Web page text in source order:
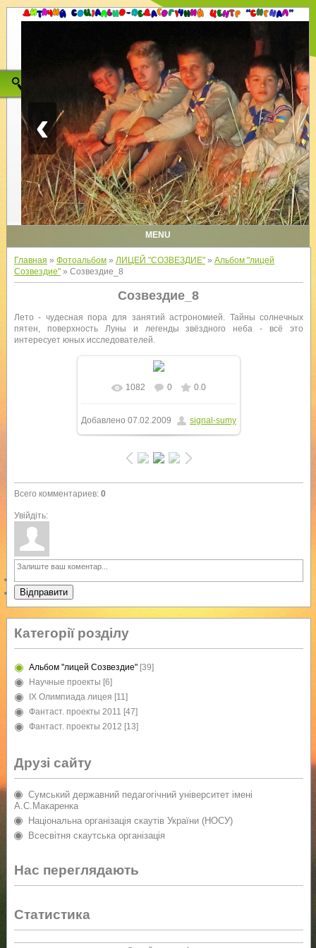
‹
MENU
Главная » Фотоальбом» ЛИЦЕЙ "СОЗВЕЗДИЕ"» Альбом "лицей
Созвездие"» Созвездие_8
Созвездие_8
Лето - чудесная пора для занятий астрономией. Тайны солнечных
пятен, поверхность Луны и легенды звёздного неба - всё это
интересует юных исследователей.
1082 0 0.0
Добавлено 07.02.2009 signal-sumy
Всего комментариев: 0
Увійдіть:
Відправити
Категорії розділу
Альбом "лицей Созвездие" [39]
Научные проекты [6]
IX Олимпиада лицея [11]
Фантаст. проекты 2011 [47]
Фантаст. проекты 2012 [13]
Друзі сайту
Сумський державний педагогічний університет імені
А.С.Макаренка
Національна організація скаутів України (НОСУ)
Всесвітня скаутська організація
Нас переглядають
Статистика